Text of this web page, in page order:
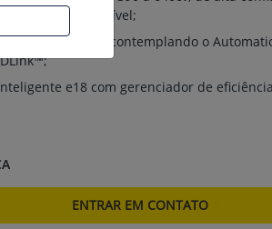
de combustível;
integrada, contemplando o
e18 com gerenciador de
ENTRAR EM CONTATO